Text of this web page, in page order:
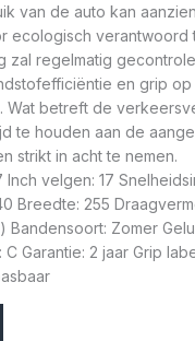
van de auto kan
ecologisch verantwoord
zal regelmatig
en grip
Wat betreft de
te houden aan de
strikt in acht te nemen.
Inch velgen: 17
Breedte: 255
Bandensoort: Zomer
Garantie: 2 jaar Grip